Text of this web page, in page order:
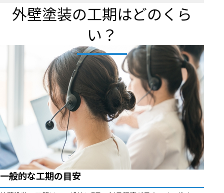
外壁塗装の工期はどのくら
い？
一般的な工期の目安